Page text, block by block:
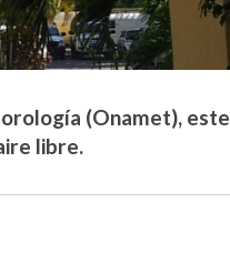
(Onamet), este
libre.